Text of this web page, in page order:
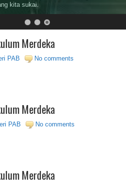
kita sukai.
Merdeka
PAB
No comments
Merdeka
PAB
No comments
Merdeka